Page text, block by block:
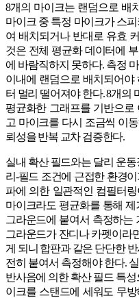
8개의 마이크는 랜덤으로 배
마이크 중 특정 마이크가 스
여 배치되거나 반대로 유효
것은 전체 평균화 데이터에
에 바람직하지 못하다. 측정
이내에 랜덤으로 배치되어
터 멀리 떨어져야 한다. 8개의
평균화한 그래프를 기반으로
고 마이크를 다시 조금씩 이
뢰성을 반복 교차 검증한다.
실내 확산 필드와는 달리 운
리-필드 조건에 근접한 환경
파에 의한 일관적인 컴필터
마이크라도 평균화를 통해
그라운드에 붙여서 측정하는
그라운드가 잔디나 카펫이라
게 되니 합판과 같은 단단한
전히 붙여서 측정해야 한다.
반사음에 의한 확산 필드 특
이크를 스탠드에 세워도 무